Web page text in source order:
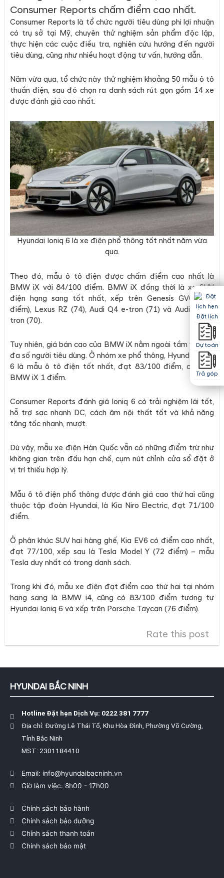
Consumer Reports chấm điểm cao nhất.
Consumer Reports là tổ chức người tiêu dùng phi lợi nhuận
có trụ sở tại Mỹ, chuyên thử nghiệm sản phẩm độc lập,
thực hiện các cuộc điều tra, nghiên cứu hướng đến người
tiêu dùng, cũng như nhiều hoạt động tư vấn, hướng dẫn.
Năm vừa qua, tổ chức này thử nghiệm khoảng 50 mẫu ô tô
thuần điện, sau đó chọn ra danh sách rút gọn gồm 14 xe
được đánh giá cao nhất.
Hyundai Ioniq 6 là xe điện phổ thông tốt nhất năm vừa
qua.
Theo đó, mẫu ô tô điện được chấm điểm cao nhất là
BMW iX với 84/100 điểm. BMW iX đồng thời là xe SUV
điện hạng sang tốt nhất, xếp trên Genesis GV60 (75
điểm), Lexus RZ (74), Audi Q4 e-tron (71) và Audi Q8 e-
tron (70).
Tuy nhiên, giá bán cao của BMW iX nằm ngoài tầm với của
đa số người tiêu dùng. Ở nhóm xe phổ thông, Hyundai Ioniq
6 là mẫu ô tô điện tốt nhất, đạt 83/100 điểm, chỉ kém
BMW iX 1 điểm.
Consumer Reports đánh giá Ioniq 6 có trải nghiệm lái tốt,
hỗ trợ sạc nhanh DC, cách âm nội thất tốt và khả năng
tăng tốc nhanh, mượt.
Dù vậy, mẫu xe điện Hàn Quốc vẫn có những điểm trừ như
không gian trên đầu hạn chế, cụm nút chỉnh cửa sổ đặt ở
vị trí thiếu hợp lý.
Mẫu ô tô điện phổ thông được đánh giá cao thứ hai cũng
thuộc tập đoàn Hyundai, là Kia Niro Electric, đạt 71/100
điểm.
Ở phân khúc SUV hai hàng ghế, Kia EV6 có điểm cao nhất,
đạt 77/100, xếp sau là Tesla Model Y (72 điểm) – mẫu
Tesla duy nhất có trong danh sách.
Trong khi đó, mẫu xe điện đạt điểm cao thứ hai tại nhóm
hạng sang là BMW i4, cũng có 83/100 điểm tương tự
Hyundai Ioniq 6 và xếp trên Porsche Taycan (76 điểm).
Rate this post
HYUNDAI BẮC NINH
Hotline Đặt hẹn Dịch Vụ: 0222 381 7777
Địa chỉ: Đường Lê Thái Tổ, Khu Hòa Đình, Phường Võ Cường,
Tỉnh Bắc Ninh
MST: 2301184410
Email: info@hyundaibacninh.vn
Giờ làm việc: 8h00 - 17h00
Chính sách bảo hành
Chính sách bảo dưỡng
Chính sách thanh toán
Chính sách bảo mật
Đặt lịch
Dự toán
Trả góp